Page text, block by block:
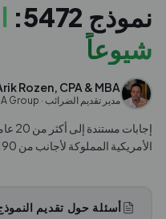
نموذج 5472:
شيوعاً
Rozen, CPA & MBA
مدير تقديم الضرائب · TAXUSA Group · محاسب قانوني معتمد منذ 2001
الأمريكية المملوكة لأجانب من 190+ دولة.
أسئلة حول تقديم النموذج